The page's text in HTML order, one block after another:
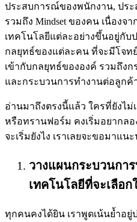
ประสบการณ์ของพนักงาน, ปร
รวมถึง Mindset ของคน เนื่องจ
เทคโนโลยีแต่ละอย่างขึ้นอยู่กับ
กลยุทธ์ของแต่ละคน ที่จะมีโจท
เข้ากับกลยุทธ์ขององค์ รวมถึง
และกระบวนการทำงานต่อลูกค้
อ่านมาถึงตรงนี้แล้ว ใครที่ยังไม่เ
หรือทรานฟอร์ม คงเริ่มอยากล
จะเริ่มยังไง เราเลยจะขอมาแ
วางแผนกระบวนกา
เทคโนโลยีที่จะเลือก
ทุกคนคงได้ยิน เราพูดเน้นย้ำอยู่